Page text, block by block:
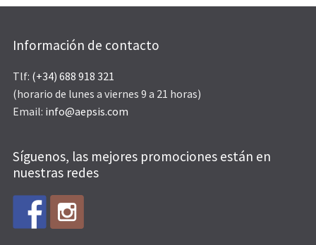
Información de contacto
Tlf: (+34) 688 918 321
(horario de lunes a viernes 9 a 21 horas)
Email: info@aepsis.com
Síguenos, las mejores promociones están en
nuestras redes